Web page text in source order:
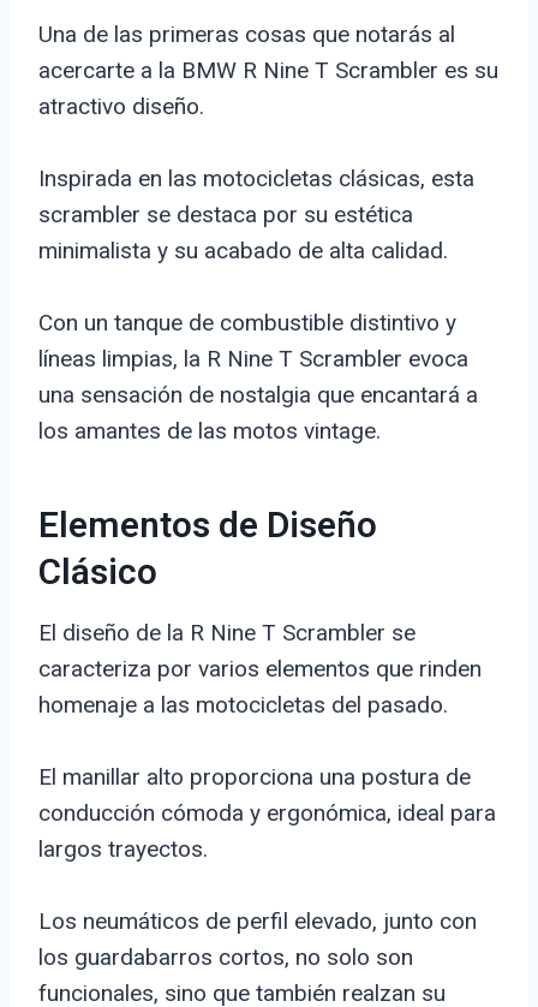
Una de las primeras cosas que notarás al
acercarte a la BMW R Nine T Scrambler es su
atractivo diseño.
Inspirada en las motocicletas clásicas, esta
scrambler se destaca por su estética
minimalista y su acabado de alta calidad.
Con un tanque de combustible distintivo y
líneas limpias, la R Nine T Scrambler evoca
una sensación de nostalgia que encantará a
los amantes de las motos vintage.
Elementos de Diseño
Clásico
El diseño de la R Nine T Scrambler se
caracteriza por varios elementos que rinden
homenaje a las motocicletas del pasado.
El manillar alto proporciona una postura de
conducción cómoda y ergonómica, ideal para
largos trayectos.
Los neumáticos de perfil elevado, junto con
los guardabarros cortos, no solo son
funcionales, sino que también realzan su